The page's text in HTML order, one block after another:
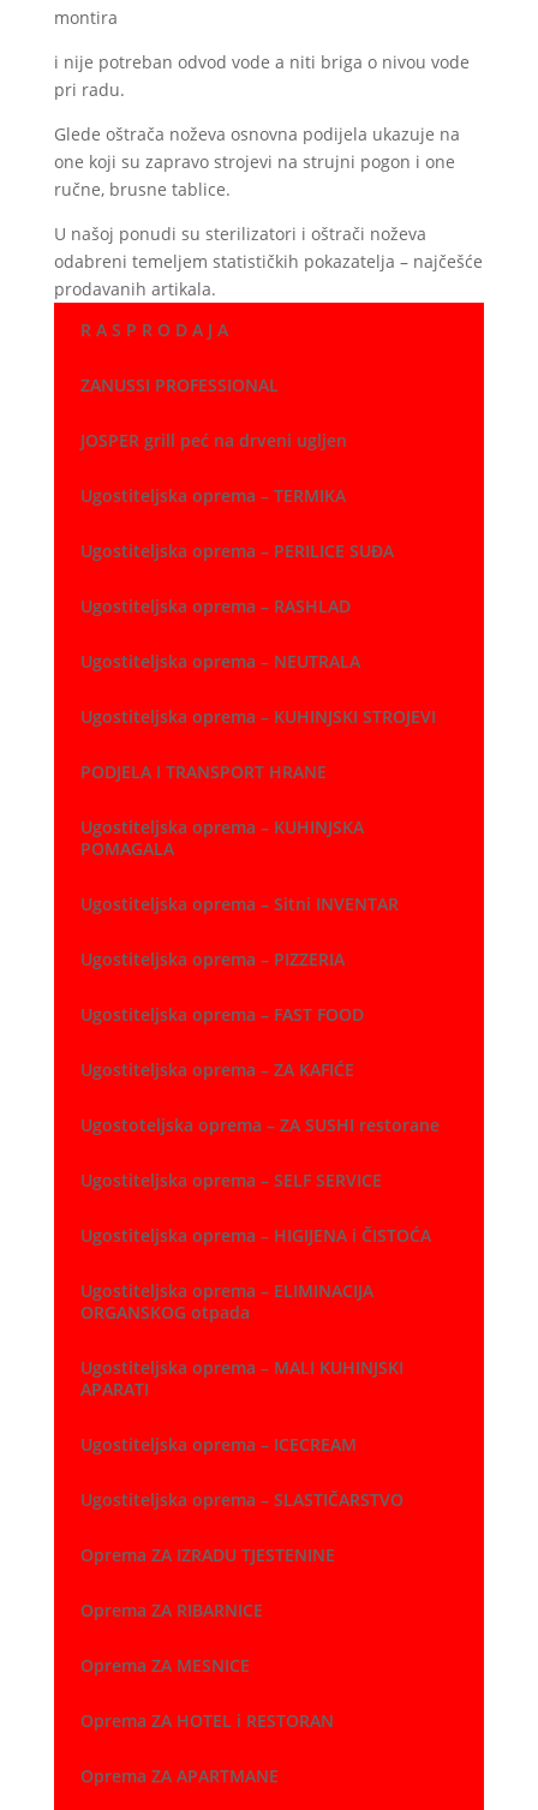
montira
i nije potreban odvod vode a niti briga o nivou vode
pri radu.
Glede oštrača noževa osnovna podijela ukazuje na
one koji su zapravo strojevi na strujni pogon i one
ručne, brusne tablice.
U našoj ponudi su sterilizatori i oštrači noževa
odabreni temeljem statističkih pokazatelja – najčešće
prodavanih artikala.
R A S P R O D A J A
ZANUSSI PROFESSIONAL
JOSPER grill peć na drveni ugljen
Ugostiteljska oprema – TERMIKA
Ugostiteljska oprema – PERILICE SUĐA
Ugostiteljska oprema – RASHLAD
Ugostiteljska oprema – NEUTRALA
Ugostiteljska oprema – KUHINJSKI STROJEVI
PODJELA I TRANSPORT HRANE
Ugostiteljska oprema – KUHINJSKA
POMAGALA
Ugostiteljska oprema – Sitni INVENTAR
Ugostiteljska oprema – PIZZERIA
Ugostiteljska oprema – FAST FOOD
Ugostiteljska oprema – ZA KAFIĆE
Ugostoteljska oprema – ZA SUSHI restorane
Ugostiteljska oprema – SELF SERVICE
Ugostiteljska oprema – HIGIJENA i ČISTOĆA
Ugostiteljska oprema – ELIMINACIJA
ORGANSKOG otpada
Ugostiteljska oprema – MALI KUHINJSKI
APARATI
Ugostiteljska oprema – ICECREAM
Ugostiteljska oprema – SLASTIČARSTVO
Oprema ZA IZRADU TJESTENINE
Oprema ZA RIBARNICE
Oprema ZA MESNICE
Oprema ZA HOTEL i RESTORAN
Oprema ZA APARTMANE